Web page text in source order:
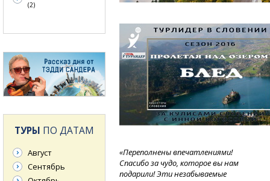
«Переполнены впечатлениями!
Спасибо за чудо, которое вы нам
подарили! Эти незабываемые
(2)
ТУРЫ ПО ДАТАМ
Август
Сентябрь